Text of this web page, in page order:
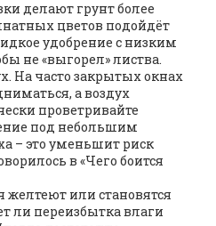
делают грунт более
цветов подойдёт
удобрение с низким
не «выгорел» листва.
На часто закрытых окнах
а воздух
проветривайте
под небольшим
– это уменьшит риск
в «Чего боится
желтеют или становятся
ли переизбытка влаги